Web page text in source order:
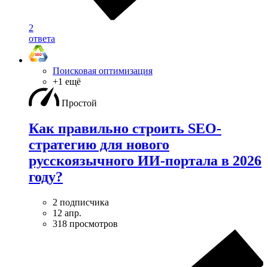
2
ответа
Поисковая оптимизация
+1 ещё
Простой
Как правильно строить SEO-
стратегию для нового
русскоязычного ИИ-портала в 2026
году?
2 подписчика
12 апр.
318 просмотров